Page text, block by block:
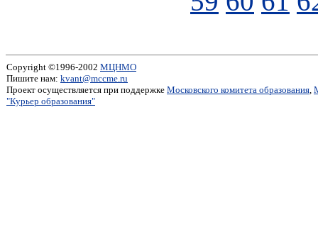
Copyright ©1996-2002 МЦНМО
Пишите нам: kvant@mccme.ru
Проект осуществляется при поддержке Московского комитета образования,
"Курьер образования"